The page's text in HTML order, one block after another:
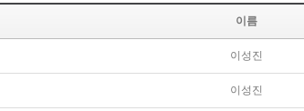
이름
이성진
이성진